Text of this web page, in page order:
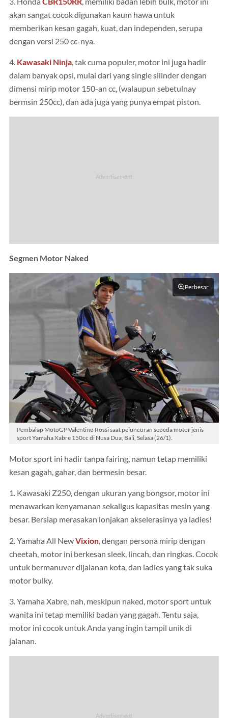
akan sangat cocok digunakan kaum hawa untuk
memberikan kesan gagah, kuat, dan independen, serupa
dengan versi 250 cc-nya.
4. Kawasaki Ninja, tak cuma populer, motor ini juga hadir
dalam banyak opsi, mulai dari yang single silinder dengan
dimensi mirip motor 150-an cc, (walaupun sebetulnay
bermsin 250cc), dan ada juga yang punya empat piston.
Segmen Motor Naked
Perbesar
Pembalap MotoGP Valentino Rossi saat peluncuran sepeda motor jenis
sport Yamaha Xabre 150cc di Nusa Dua, Bali, Selasa (26/1).
Motor sport ini hadir tanpa fairing, namun tetap memiliki
kesan gagah, gahar, dan bermesin besar.
1. Kawasaki Z250, dengan ukuran yang bongsor, motor ini
menawarkan kenyamanan sekaligus kapasitas mesin yang
besar. Bersiap merasakan lonjakan akselerasinya ya ladies!
2. Yamaha All NewVixion, dengan persona mirip dengan
cheetah, motor ini berkesan sleek, lincah, dan ringkas. Cocok
untuk bermanuver dijalanan kota, dan ladies yang tak suka
motor bulky.
3. Yamaha Xabre, nah, meskipun naked, motor sport untuk
wanita ini tetap memiliki badan yang gagah. Tentu saja,
motor ini cocok untuk Anda yang ingin tampil unik di
jalanan.